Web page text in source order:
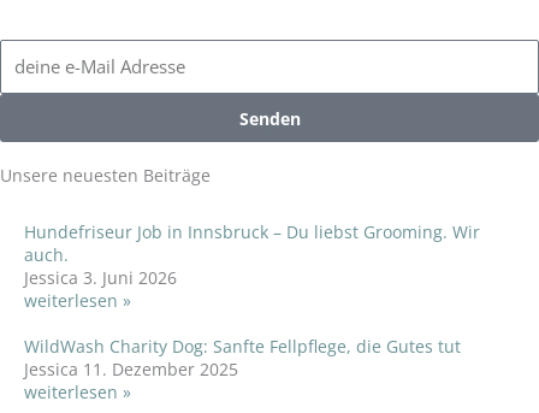
Email
Address
Senden
Unsere neuesten Beiträge
Hundefriseur Job in Innsbruck – Du liebst Grooming. Wir
auch.
Jessica 3. Juni 2026
weiterlesen »
WildWash Charity Dog: Sanfte Fellpflege, die Gutes tut
Jessica 11. Dezember 2025
weiterlesen »